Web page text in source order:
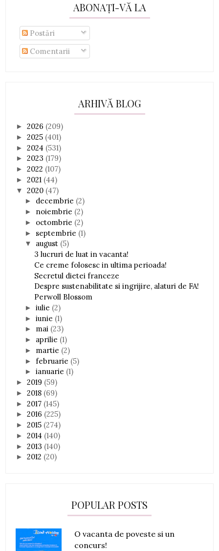
ABONAȚI-VĂ LA
Postări
Comentarii
ARHIVĂ BLOG
►2026 (209)
►2025 (401)
►2024 (531)
►2023 (179)
►2022 (107)
►2021 (44)
▼2020 (47)
► decembrie (2)
► noiembrie (2)
► octombrie (2)
► septembrie (1)
▼ august (5)
3 lucruri de luat in vacanta!
Ce creme folosesc in ultima perioada!
Secretul dietei franceze
Despre sustenabilitate si ingrijire, alaturi de FA!
Perwoll Blossom
►iulie (2)
►iunie (1)
► mai (23)
► aprilie (1)
► martie (2)
►februarie (5)
►ianuarie (1)
►2019 (59)
►2018 (69)
►2017 (145)
►2016 (225)
►2015 (274)
►2014 (140)
►2013 (140)
►2012 (20)
POPULAR POSTS
O vacanta de poveste si un
concurs!